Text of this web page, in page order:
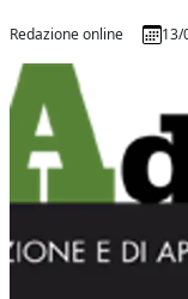
Redazione online 13/